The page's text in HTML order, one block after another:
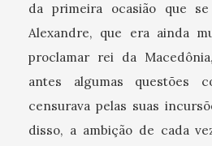
da primeira ocasião que
Alexandre, que era ainda
proclamar rei da
antes algumas questões
censurava pelas suas
disso, a ambição de cada